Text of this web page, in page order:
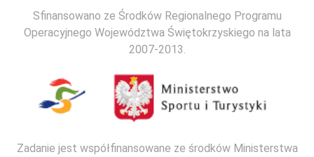
Sfinansowano ze Środków Regionalnego Programu
Operacyjnego Województwa Świętokrzyskiego na lata
2007-2013.
Zadanie jest współfinansowane ze środków Ministerstwa